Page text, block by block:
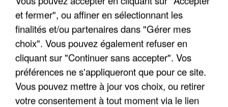
UN SECOND CADRE DE LA DZ MAFIA
INTERPELLÉ EN ALGÉRIE
et fermer", ou affiner en sélectionnant les
finalités et/ou partenaires dans "Gérer mes
choix". Vous pouvez également refuser en
cliquant sur "Continuer sans accepter". Vos
préférences ne s'appliqueront que pour ce site.
Vous pouvez mettre à jour vos choix, ou retirer
votre consentement à tout moment via le lien